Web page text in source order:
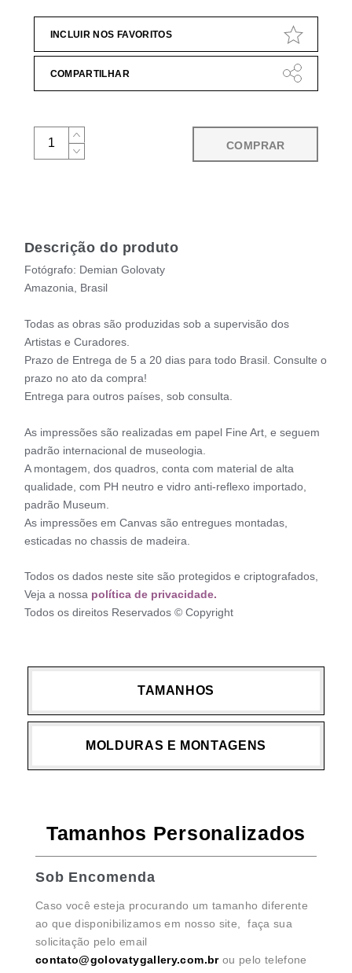
INCLUIR NOS FAVORITOS
COMPARTILHAR
COMPRAR
Descrição do produto
Fotógrafo: Demian Golovaty
Amazonia, Brasil
Todas as obras são produzidas sob a supervisão dos
Artistas e Curadores.
Prazo de Entrega de 5 a 20 dias para todo Brasil. Consulte o
prazo no ato da compra!
Entrega para outros países, sob consulta.
As impressões são realizadas em papel Fine Art, e seguem
padrão internacional de museologia.
A montagem, dos quadros, conta com material de alta
qualidade, com PH neutro e vidro anti-reflexo importado,
padrão Museum.
As impressões em Canvas são entregues montadas,
esticadas no chassis de madeira.
Todos os dados neste site são protegidos e criptografados,
Veja a nossa política de privacidade.
Todos os direitos Reservados © Copyright
TAMANHOS
MOLDURAS E MONTAGENS
Tamanhos Personalizados
Sob Encomenda
Caso você esteja procurando um tamanho diferente
ao que disponibilizamos em nosso site, faça sua
solicitação pelo email
contato@golovatygallery.com.brou pelo telefone